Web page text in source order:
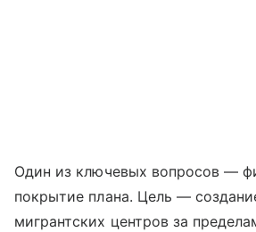
Один из ключевых вопросов —
покрытие плана. Цель —
мигрантских центров за